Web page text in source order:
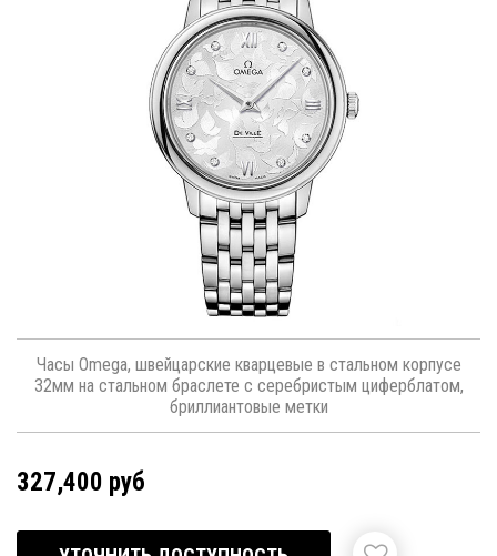
Часы Omega, швейцарские кварцевые в стальном корпусе
32мм на стальном браслете с серебристым циферблатом,
бриллиантовые метки
327,400 руб